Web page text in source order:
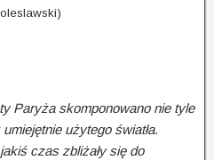
Paryża skomponowano nie tyle
użytego światła.
czas zbliżały się do